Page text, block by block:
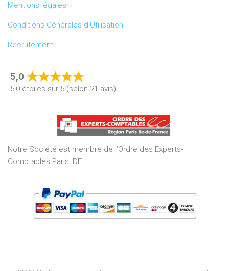
Mentions légales
Conditions Générales d’Utilisation
Recrutement
5,0
Rated
of
5
5,0 étoiles sur 5 (selon 21 avis)
Notre Société est membre de l’Ordre des Experts-
Comptables Paris IDF.